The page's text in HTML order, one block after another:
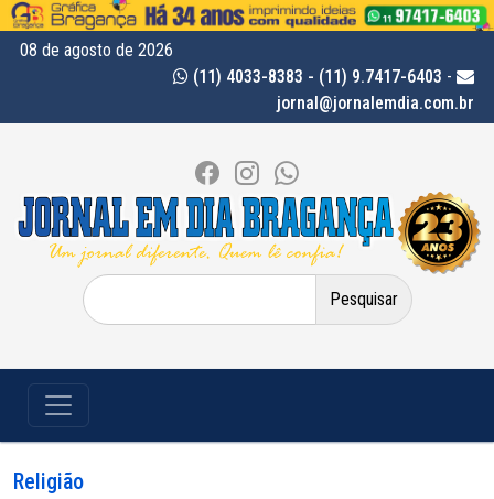
08 de agosto de 2026
(11) 4033-8383 - (11) 9.7417-6403 -
jornal@jornalemdia.com.br
Pesquisar
por:
Religião